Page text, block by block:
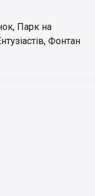
, Парк на
, Фонтан